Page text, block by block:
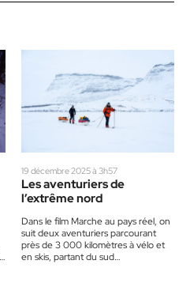
19 décembre 2025 à 3h57
Les aventuriers de
l’extrême nord
Dans le film Marche au pays réel, on
suit deux aventuriers parcourant
près de 3 000 kilomètres à vélo et
en skis, partant du sud…